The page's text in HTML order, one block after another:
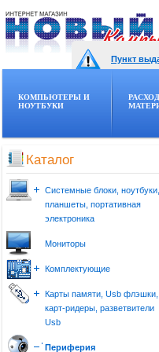
Пункт
КОМПЬЮТЕРЫ И
НОУТБУКИ
Каталог
Системные блоки, ноутбуки,
планшеты, портативная
электроника
Ноутбуки
Планшеты
Готовые системные блоки
Сумки и аксессуары для ноутбуков
и планшетов
Мониторы
Комплектующие
Процессоры
Материнские платы
Оперативная память
Карты памяти, Usb флэшки,
карт-ридеры, разветвители
Usb
Карты памяти
Периферия